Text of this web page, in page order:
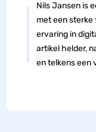
Nils Jansen is
met een
ervaring in
artikel helder,
en telkens een